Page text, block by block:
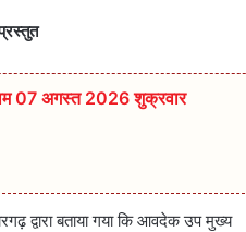
07 अगस्त 2026 शुक्रवार
द्वारा बताया गया कि आवदेक उप मुख्‍य